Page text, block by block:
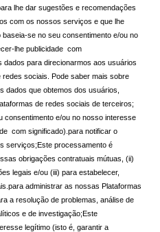
lhe dar sugestões e recomendações
com os nossos serviços e que lhe
se no seu consentimento e/ou no
lhe publicidade com
dados para direcionarmos aos usuários
sociais. Pode saber mais sobre
dados que obtemos dos usuários,
de redes sociais de terceiros;
consentimento e/ou no nosso interesse
com significado).para notificar o
serviços;Este processamento é
obrigações contratuais mútuas, (ii)
legais e/ou (iii) para estabelecer,
administrar as nossas Plataformas
a resolução de problemas, análise de
e de investigação;Este
legítimo (isto é, garantir a